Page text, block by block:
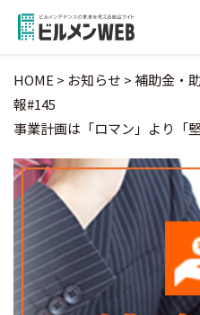
HOME > お知らせ >補助金・
報#145
事業計画は「ロマン」より「